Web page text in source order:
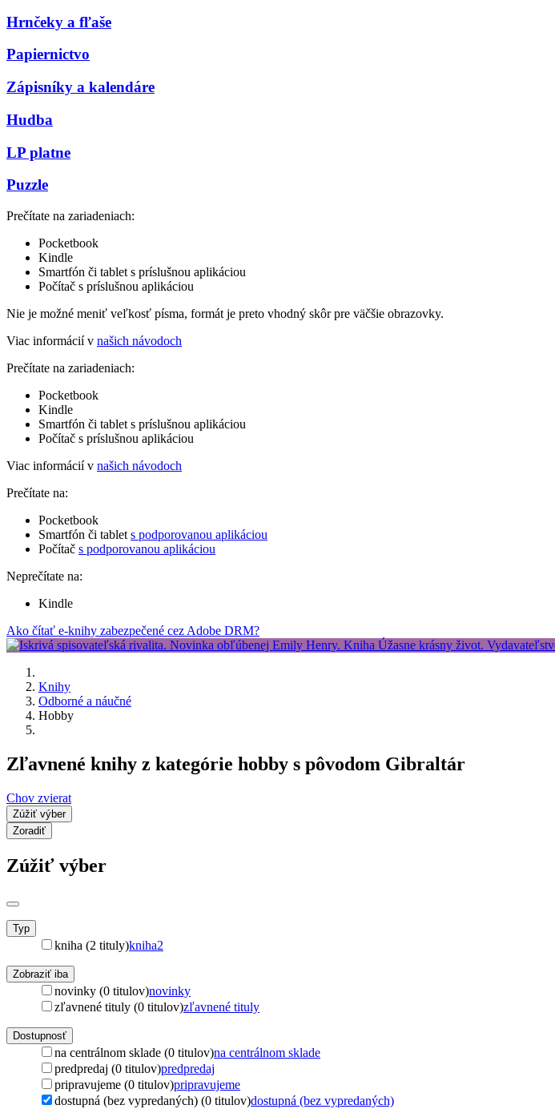
Hrnčeky a fľaše
Papiernictvo
Zápisníky a kalendáre
Hudba
LP platne
Puzzle
Prečítate na zariadeniach:
Pocketbook
Kindle
Smartfón či tablet s príslušnou aplikáciou
Počítač s príslušnou aplikáciou
Nie je možné meniť veľkosť písma, formát je preto vhodný skôr pre väčšie obrazovky.
Viac informácií v našich návodoch
Prečítate na zariadeniach:
Pocketbook
Kindle
Smartfón či tablet s príslušnou aplikáciou
Počítač s príslušnou aplikáciou
Viac informácií v našich návodoch
Prečítate na:
Pocketbook
Smartfón či tablet s podporovanou aplikáciou
Počítač s podporovanou aplikáciou
Neprečítate na:
Kindle
Ako čítať e-knihy zabezpečené cez Adobe DRM?
Knihy
Odborné a náučné
Hobby
Zľavnené knihy z kategórie hobby s pôvodom Gibraltár
Chov zvierat
Zúžiť výber
Zoradiť
Zúžiť výber
Typ
kniha (2 tituly)kniha2
Zobraziť iba
novinky (0 titulov)novinky
zľavnené tituly (0 titulov)zľavnené tituly
Dostupnosť
na centrálnom sklade (0 titulov)na centrálnom sklade
predpredaj (0 titulov)predpredaj
pripravujeme (0 titulov)pripravujeme
dostupná (bez vypredaných) (0 titulov)dostupná (bez vypredaných)